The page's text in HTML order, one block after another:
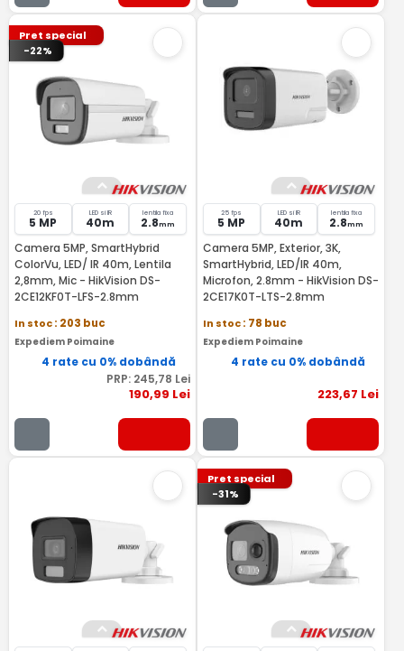
Pret special
-22%
20 fps
5 MP
LED si IR
40m
lentila fixa
2.8mm
Camera 5MP, SmartHybrid
ColorVu, LED/ IR 40m, Lentila
2,8mm, Mic - HikVision DS-
2CE12KF0T-LFS-2.8mm
In stoc: 203 buc
Expediem Poimaine
4 rate cu 0% dobândă
PRP: 245,78 Lei
190,99 Lei
25 fps
5 MP
LED si IR
40m
lentila fixa
2.8mm
Camera 5MP, Exterior, 3K,
SmartHybrid, LED/IR 40m,
Microfon, 2.8mm - HikVision DS-
2CE17K0T-LTS-2.8mm
In stoc: 78 buc
Expediem Poimaine
4 rate cu 0% dobândă
223,67 Lei
Pret special
-31%